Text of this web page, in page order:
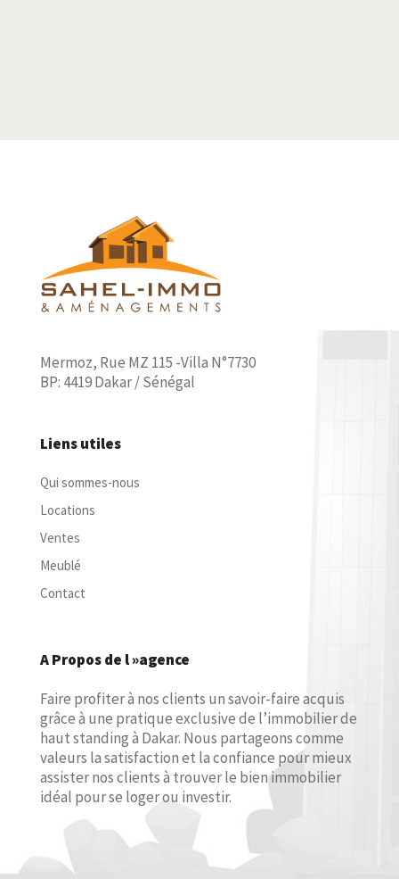
Mermoz, Rue MZ 115 -Villa N°7730
BP: 4419 Dakar / Sénégal
Liens utiles
Qui sommes-nous
Locations
Ventes
Meublé
Contact
A Propos de l »agence
Faire profiter à nos clients un savoir-faire acquis
grâce à une pratique exclusive de l’immobilier de
haut standing à Dakar. Nous partageons comme
valeurs la satisfaction et la confiance pour mieux
assister nos clients à trouver le bien immobilier
idéal pour se loger ou investir.